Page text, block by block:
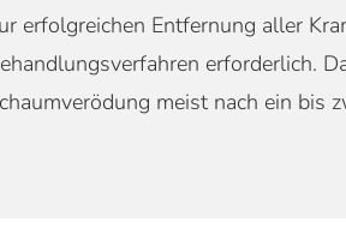
erfolgreichen Entfernung aller
erforderlich.
meist nach ein bis